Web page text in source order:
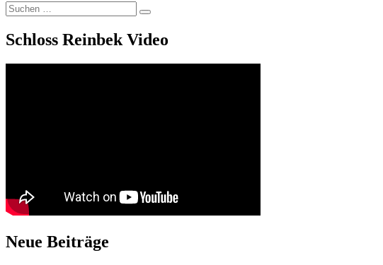
Suchen
nach:
Suchen
Schloss Reinbek Video
Neue Beiträge